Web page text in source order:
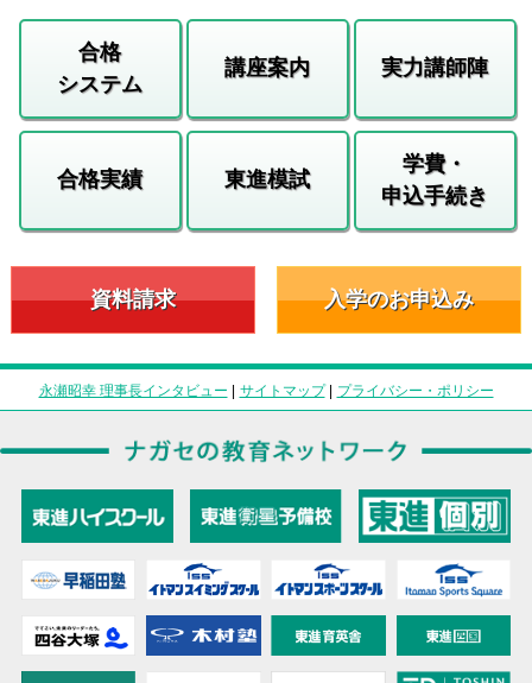
合格
システム
講座案内 実力講師陣
合格実績 東進模試
学費・
申込手続き
資料請求 入学のお申込み
永瀬昭幸 理事長インタビュー | サイトマップ| プライバシー・ポリシー